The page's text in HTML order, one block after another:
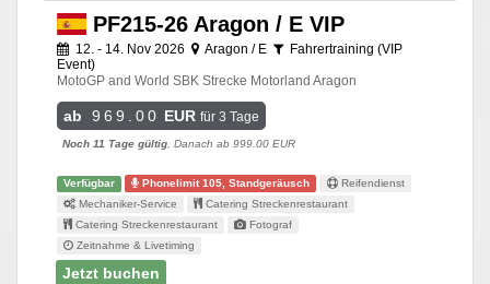
PF215-26 Aragon / E VIP
12. - 14. Nov 2026 Aragon / E
Fahrertraining (VIP
Event)
MotoGP and World SBK Strecke Motorland Aragon
ab 969.00 EUR für 3 Tage
Noch 11 Tage gültig , Danach ab 999.00 EUR
Verfügbar Phonelimit 105, Standgeräusch
Reifendienst
Mechaniker-Service
Catering Streckenrestaurant
Catering Streckenrestaurant
Fotograf
Zeitnahme & Livetiming
Jetzt buchen